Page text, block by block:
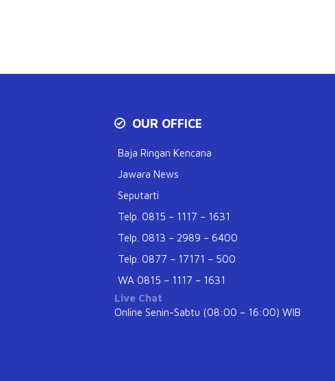
OUR OFFICE
Baja Ringan Kencana
Jawara News
Seputarti
Telp. 0815 – 1117 – 1631
Telp. 0813 – 2989 – 6400
Telp. 0877 – 17171 – 500
WA 0815 – 1117 – 1631
Live Chat
Online Senin-Sabtu (08:00 – 16:00) WIB